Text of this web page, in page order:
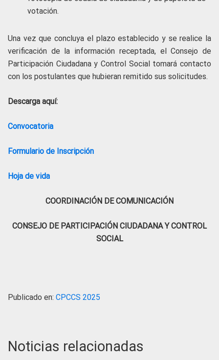
votación.
Una vez que concluya el plazo establecido y se realice la
verificación de la información receptada, el Consejo de
Participación Ciudadana y Control Social tomará contacto
con los postulantes que hubieran remitido sus solicitudes.
Descarga aquí:
Convocatoria
Formulario de Inscripción
Hoja de vida
COORDINACIÓN DE COMUNICACIÓN
CONSEJO DE PARTICIPACIÓN CIUDADANA Y CONTROL
SOCIAL
Publicado en: CPCCS 2025
Noticias relacionadas